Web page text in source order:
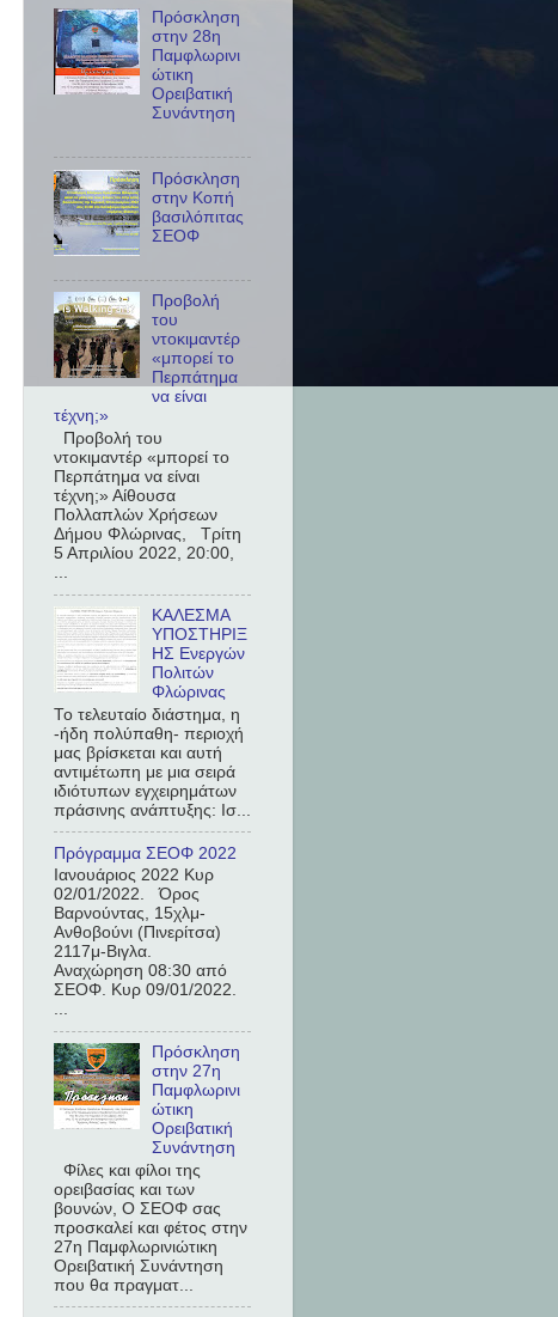
Πρόσκληση
στην 28η
Παμφλωρινι
ώτικη
Ορειβατική
Συνάντηση
Πρόσκληση
στην Κοπή
βασιλόπιτας
ΣΕΟΦ
Προβολή
του
ντοκιμαντέρ
«μπορεί το
Περπάτημα
να είναι
τέχνη;»
Προβολή του
ντοκιμαντέρ «μπορεί το
Περπάτημα να είναι
τέχνη;» Αίθουσα
Πολλαπλών Χρήσεων
Δήμου Φλώρινας, Τρίτη
5 Απριλίου 2022, 20:00,
...
ΚΑΛΕΣΜΑ
ΥΠΟΣΤΗΡΙΞ
ΗΣ Ενεργών
Πολιτών
Φλώρινας
Το τελευταίο διάστημα, η
-ήδη πολύπαθη- περιοχή
μας βρίσκεται και αυτή
αντιμέτωπη με μια σειρά
ιδιότυπων εγχειρημάτων
πράσινης ανάπτυξης: Ισ...
Πρόγραμμα ΣΕΟΦ 2022
Ιανουάριος 2022 Κυρ
02/01/2022. Όρος
Βαρνούντας, 15χλμ-
Ανθοβούνι (Πινερίτσα)
2117μ-Βιγλα.
Αναχώρηση 08:30 από
ΣΕΟΦ. Κυρ 09/01/2022.
...
Πρόσκληση
στην 27η
Παμφλωρινι
ώτικη
Ορειβατική
Συνάντηση
Φίλες και φίλοι της
ορειβασίας και των
βουνών, Ο ΣΕΟΦ σας
προσκαλεί και φέτος στην
27η Παμφλωρινιώτικη
Ορειβατική Συνάντηση
που θα πραγματ...